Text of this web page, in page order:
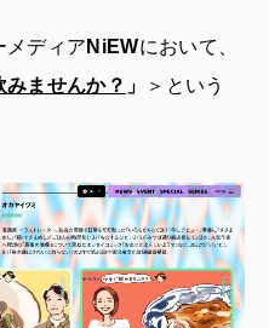
メディア NiEWにおいて、
ませんか？ 」
＞という